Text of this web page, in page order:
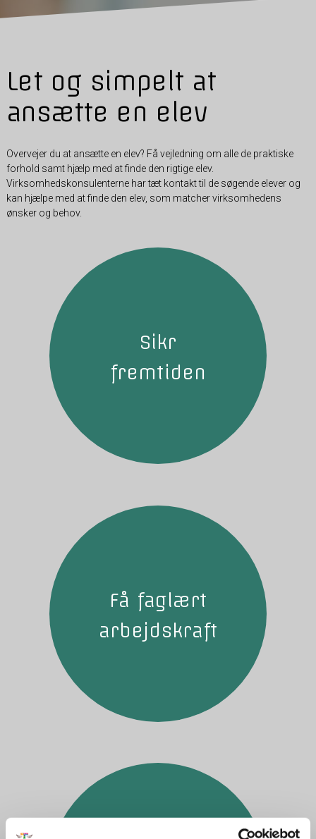
Let og simpelt at
ansætte en elev
Overvejer du at ansætte en elev? Få vejledning om alle de praktiske
forhold samt hjælp med at finde den rigtige elev.
Virksomhedskonsulenterne har tæt kontakt til de søgende elever og
kan hjælpe med at finde den elev, som matcher virksomhedens
ønsker og behov.
Sikr
fremtiden
Få faglært
arbejdskraft